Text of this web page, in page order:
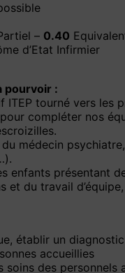
– 0.40
d’Etat Infirmier
pourvoir :
ITEP tourné vers les
compléter nos
médecin
enfants présentant
et du travail
établir un
accueillies
soins des personnels